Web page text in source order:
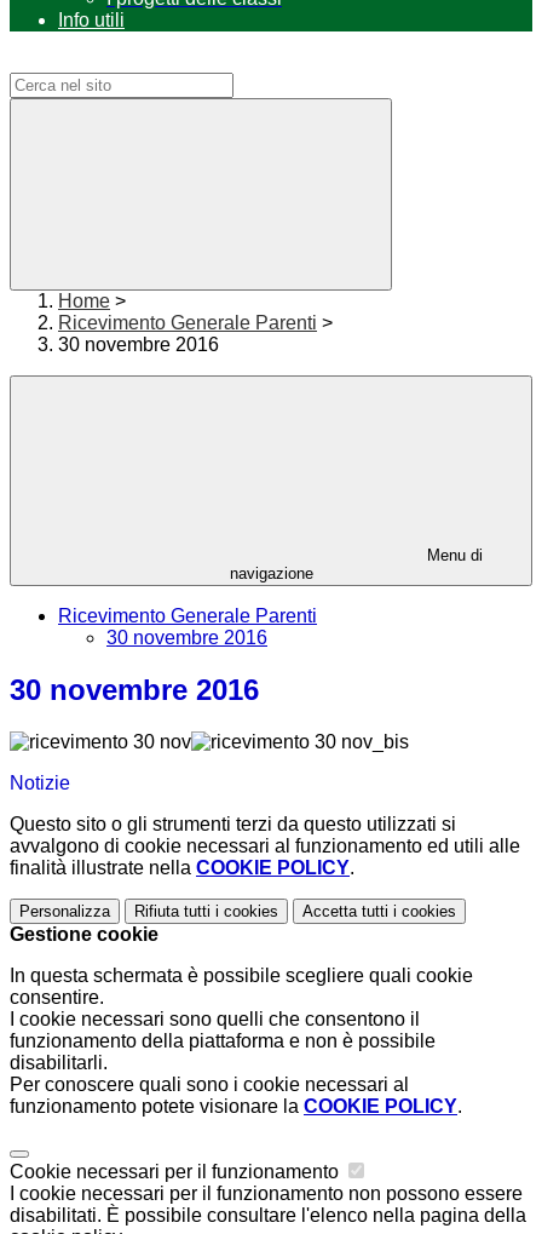
Info utili
Home >
Ricevimento Generale Parenti >
30 novembre 2016
Menu di
navigazione
Ricevimento Generale Parenti
30 novembre 2016
30 novembre 2016
Notizie
Questo sito o gli strumenti terzi da questo utilizzati si
avvalgono di cookie necessari al funzionamento ed utili alle
finalità illustrate nella COOKIE POLICY.
Personalizza Rifiuta tutti i cookies Accetta tutti i cookies
Gestione cookie
In questa schermata è possibile scegliere quali cookie
consentire.
I cookie necessari sono quelli che consentono il
funzionamento della piattaforma e non è possibile
disabilitarli.
Per conoscere quali sono i cookie necessari al
funzionamento potete visionare la COOKIE POLICY.
Cookie necessari per il funzionamento
I cookie necessari per il funzionamento non possono essere
disabilitati. È possibile consultare l'elenco nella pagina della